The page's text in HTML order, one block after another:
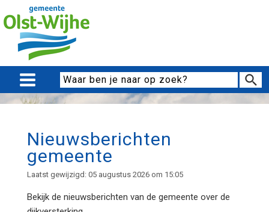
Nieuwsberichten
gemeente
Laatst gewijzigd: 05 augustus 2026 om 15:05
Bekijk de nieuwsberichten van de gemeente over de